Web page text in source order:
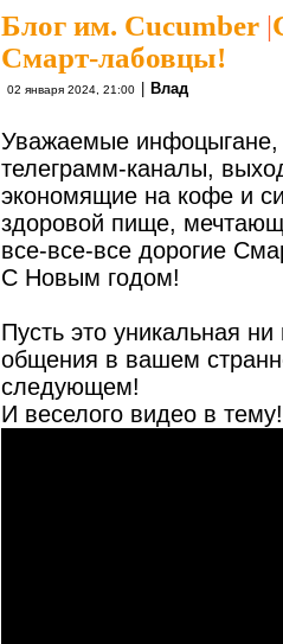
Блог им. Cucumber |
Смарт-лабовцы!
02 января 2024, 21:00 Влад
Уважаемые инфоцыгане,
телеграмм-каналы,
экономящие на кофе и
здоровой пище,
все-все-все дорогие
С Новым годом!
Пусть это уникальная
общения в вашем
следующем!
И веселого видео в тему!